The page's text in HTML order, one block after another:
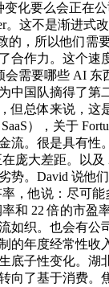
化要么会正在
。这不是渐进
的，所以他们
作力。这个速
需要哪些 AI
中国队摘得了
但总体来说，
），关于
流。很是具有
庞大差距。以
势。David 说他
，他说：尽可
和 22 倍的市
如织。也会有
的年度经常性
底子性变化。
了基于消费。